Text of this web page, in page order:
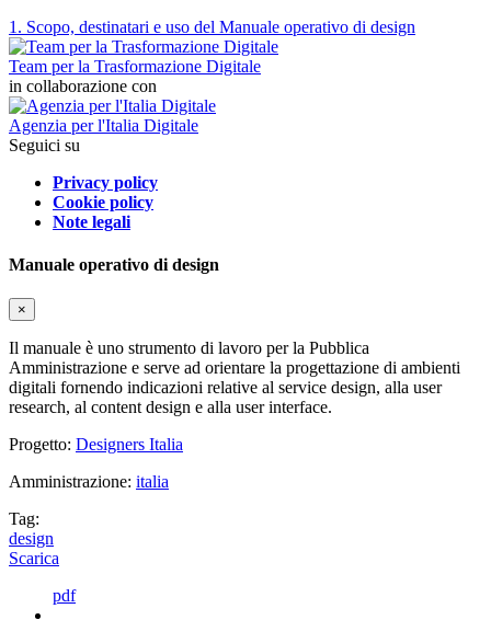
1. Scopo, destinatari e uso del Manuale operativo di design
Team per la Trasformazione Digitale
in collaborazione con
Agenzia per l'Italia Digitale
Seguici su
Privacy policy
Cookie policy
Note legali
Manuale operativo di design
×
Il manuale è uno strumento di lavoro per la Pubblica
Amministrazione e serve ad orientare la progettazione di ambienti
digitali fornendo indicazioni relative al service design, alla user
research, al content design e alla user interface.
Progetto: Designers Italia
Amministrazione: italia
Tag:
design
Scarica
pdf